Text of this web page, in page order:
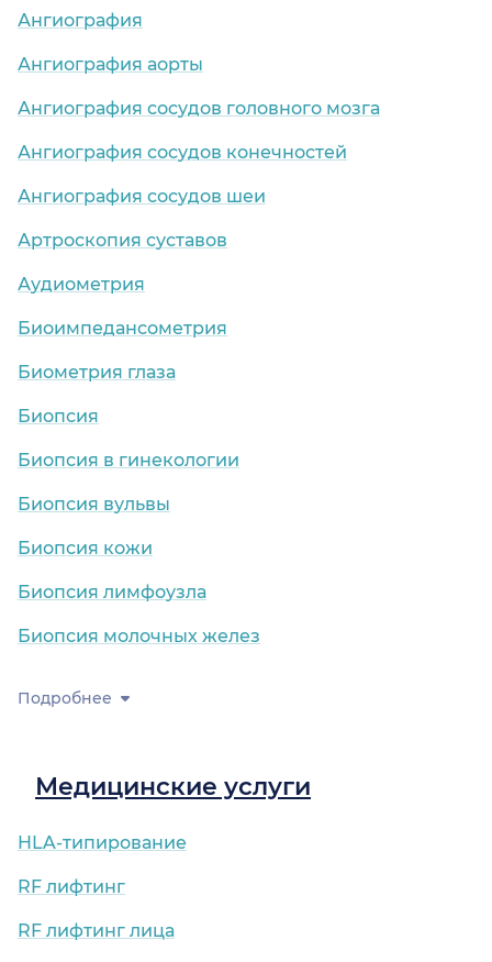
Ангиография
Ангиография аорты
Ангиография сосудов головного мозга
Ангиография сосудов конечностей
Ангиография сосудов шеи
Артроскопия суставов
Аудиометрия
Биоимпедансометрия
Биометрия глаза
Биопсия
Биопсия в гинекологии
Биопсия вульвы
Биопсия кожи
Биопсия лимфоузла
Биопсия молочных желез
Подробнее
Медицинские услуги
HLA-типирование
RF лифтинг
RF лифтинг лица